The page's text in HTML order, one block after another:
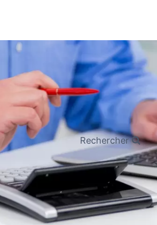
Rechercher